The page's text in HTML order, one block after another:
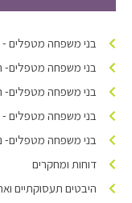
בני משפחה מטפלים -
בני משפחה מטפלים-
בני משפחה מטפלים-
בני משפחה מטפלים -
בני משפחה מטפלים-
דוחות ומחקרים
היבטים תעסוקתיים